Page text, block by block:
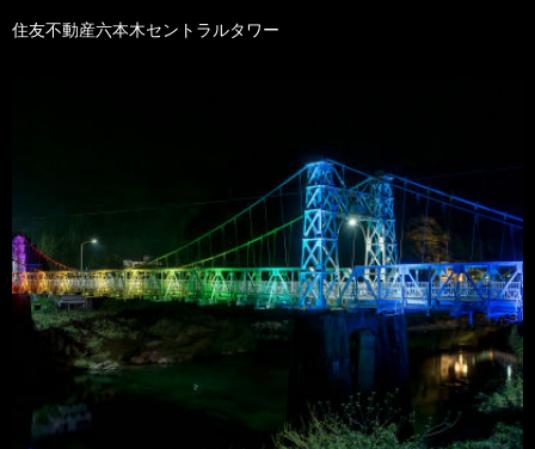
住友不動産六本木セントラルタワー